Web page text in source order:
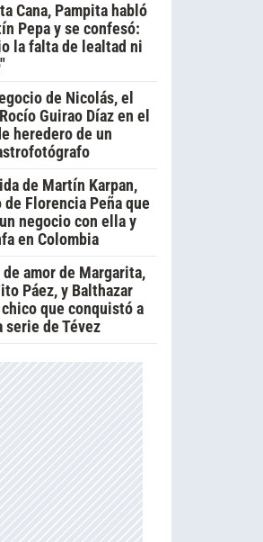
Cana, Pampita habló
Pepa y se confesó:
la falta de lealtad ni
de Nicolás, el
Guirao Díaz en el
heredero de un
de Martín Karpan,
Florencia Peña que
negocio con ella y
en Colombia
amor de Margarita,
Páez, y Balthazar
que conquistó a
serie de Tévez